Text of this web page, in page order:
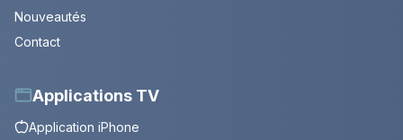
Nouveautés
Contact
Applications TV
Application iPhone